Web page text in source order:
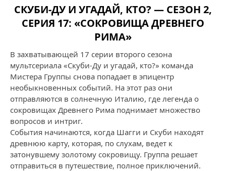
СКУБИ-ДУ И УГАДАЙ, КТО? — СЕЗОН 2,
СЕРИЯ 17: «СОКРОВИЩА ДРЕВНЕГО
РИМА»
В захватывающей 17 серии второго сезона
мультсериала «Скуби-Ду и угадай, кто?» команда
Мистера Группы снова попадает в эпицентр
необыкновенных событий. На этот раз они
отправляются в солнечную Италию, где легенда о
сокровищах Древнего Рима поднимает множество
вопросов и интриг.
События начинаются, когда Шагги и Скуби находят
древнюю карту, которая, по слухам, ведет к
затонувшему золотому сокровищу. Группа решает
отправиться в путешествие, полное приключений.